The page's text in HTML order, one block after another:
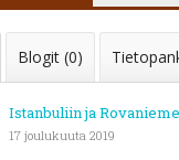
Blogit (0)
Istanbuliin ja
17 joulukuuta 2019